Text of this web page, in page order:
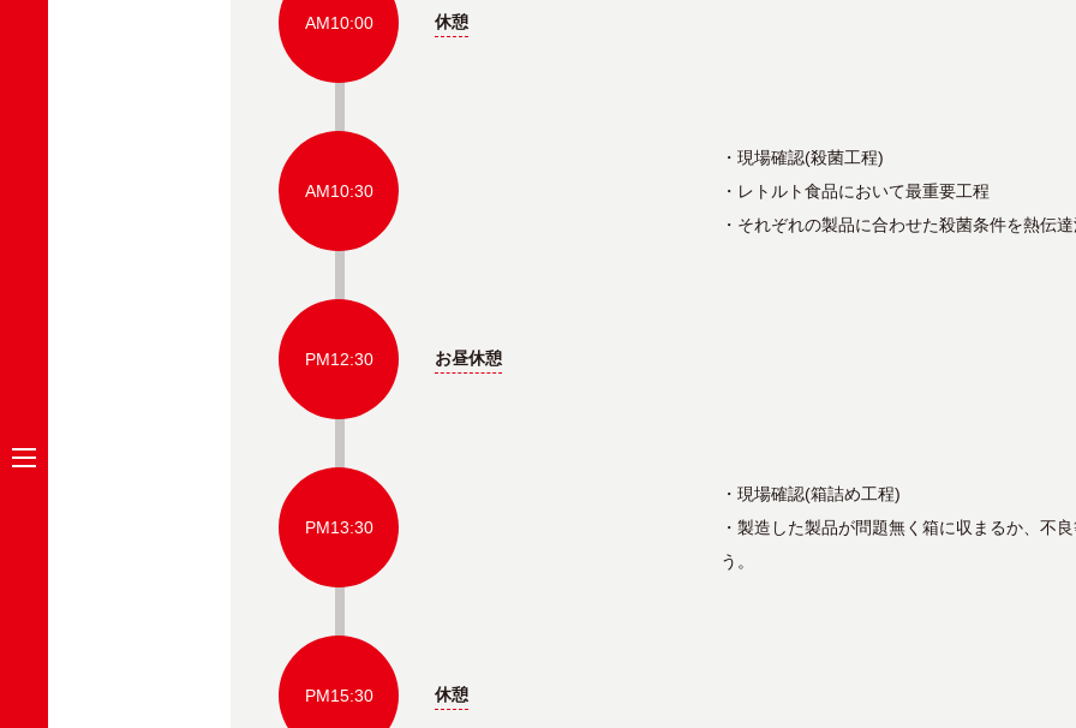
AM10:00 休憩
AM10:30
・現場確認(殺菌工程)
・レトルト食品において最重要工程
・それぞれの製品に合わせた殺菌条件を熱伝
PM12:30 お昼休憩
PM13:30
・現場確認(箱詰め工程)
・製造した製品が問題無く箱に収まるか、不
う。
PM15:30 休憩